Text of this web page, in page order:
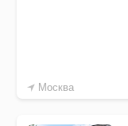
Москва